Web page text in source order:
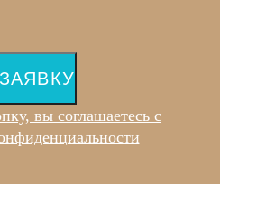
вы соглашаетесь с